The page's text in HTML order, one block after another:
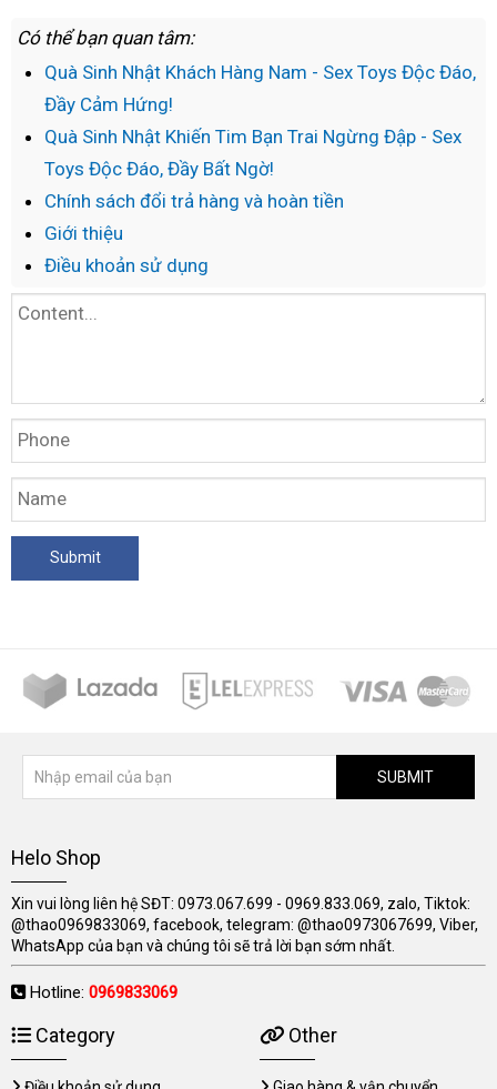
Có thể bạn quan tâm:
Quà Sinh Nhật Khách Hàng Nam - Sex Toys Độc Đáo,
Đầy Cảm Hứng!
Quà Sinh Nhật Khiến Tim Bạn Trai Ngừng Đập - Sex
Toys Độc Đáo, Đầy Bất Ngờ!
Chính sách đổi trả hàng và hoàn tiền
Giới thiệu
Điều khoản sử dụng
SUBMIT
Helo Shop
Xin vui lòng liên hệ SĐT: 0973.067.699 - 0969.833.069, zalo, Tiktok:
@thao0969833069, facebook, telegram: @thao0973067699, Viber,
WhatsApp của bạn và chúng tôi sẽ trả lời bạn sớm nhất.
Hotline: 0969833069
Category Other